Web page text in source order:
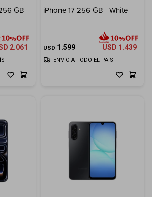
GB -
2.061
iPhone 17 256 GB - White
USD 1.599 USD 1.439
ENVÍO A TODO EL PAÍS